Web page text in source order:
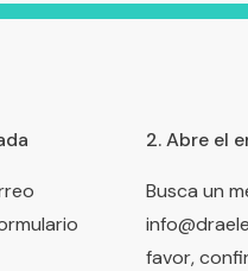
2. Abre el
Busca un
favor,